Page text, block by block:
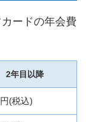
ードの年会費
2年目以降
(税込)